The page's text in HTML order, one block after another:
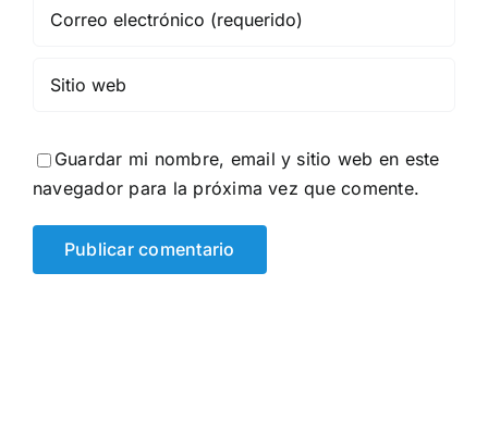
Guardar mi nombre, email y sitio web en este
navegador para la próxima vez que comente.